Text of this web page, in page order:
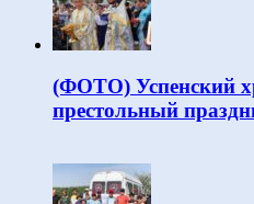
(ФОТО) Успенский
престольный